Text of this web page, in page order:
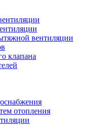
вентиляции
клапана
отопления